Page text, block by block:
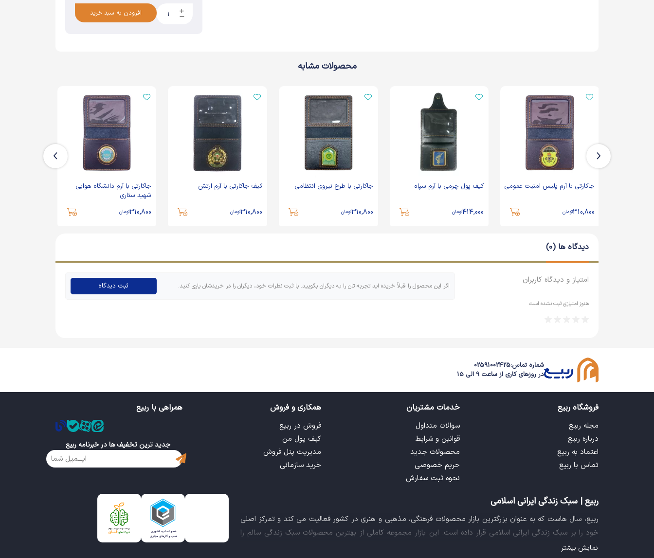
افزودن به سبد خرید
محصولات مشابه
جاکارتی با آرم پلیس امنیت عمومی کیف پول چرمی با آرم سپاه
414,000
جاکارتی با طرح نیروی انتظامی
310,800
کیف جاکارتی با آرم ارتش
310,800
جاکارتی با آرم دانشگاه هوایی
310,800
309,000
دیدگاه ها (0)
امتیاز و دیدگاه کاربران
هنوز امتیازی ثبت نشده است
اگر این محصول را قبلاً خریده اید تجربه تان را به دیگران بگویید. با ثبت نظرات خود، دیگران را در خریدشان یاری کنید. ثبت دیدگاه
شماره تماس:02591002425
در روزهای کاری از ساعت 9 الی 15
فروشگاه ربیع
مجله ربیع
درباره ربیع
اعتماد به ربیع
تماس با ربیع
خدمات مشتریان
سوالات متداول
قوانین و شرایط
محصولات جدید
حریم خصوصی
نحوه ثبت سفارش
همکاری و فروش
فروش در ربیع
کیف پول من
مدیریت پنل فروش
خرید سازمانی
همراهی با ربیع
جدید ترین تخفیف ها در خبرنامه ربیع
ربیع | سبک زندگی ایرانی اسلامی
ربیع، سال هاست که به عنوان بزرگترین بازار محصولات فرهنگی، مذهبی و هنری در کشور فعالیت می کند و تمرکز اصلی
خود را بر سبک زندگی ایرانی اسلامی قرار داده است. این بازار مجموعه کاملی از بهترین محصولات سبک زندگی سالم را
فراهم آورده تا تمام نیازهای شما را برای خرید اینترنتی کالاهای فرهنگی، مذهبی و هنری برآورده نماید.
نمایش بیشتر